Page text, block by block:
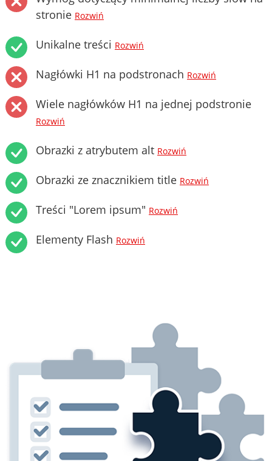
stronie Rozwiń
Unikalne treści Rozwiń
Nagłówki H1 na podstronach Rozwiń
Wiele nagłówków H1 na jednej podstronie
Rozwiń
Obrazki z atrybutem alt Rozwiń
Obrazki ze znacznikiem title Rozwiń
Treści "Lorem ipsum" Rozwiń
Elementy Flash Rozwiń